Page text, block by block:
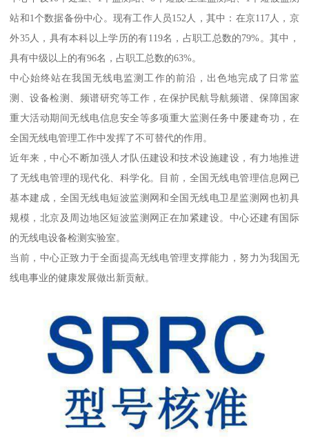
站和1个数据备份中心。现有工作人员152人，其中：在京117人，京
外35人，具有本科以上学历的有119名，占职工总数的79%。其中，
具有中级以上的有96名，占职工总数的63%。
中心始终站在我国无线电监测工作的前沿，出色地完成了日常监
测、设备检测、频谱研究等工作，在保护民航导航频谱、保障国家
重大活动期间无线电信息安全等多项重大监测任务中屡建奇功，在
全国无线电管理工作中发挥了不可替代的作用。
近年来，中心不断加强人才队伍建设和技术设施建设，有力地推进
了无线电管理的现代化、科学化。目前，全国无线电管理信息网已
基本建成，全国无线电短波监测网和全国无线电卫星监测网也初具
规模，北京及周边地区短波监测网正在加紧建设。中心还建有国际
的无线电设备检测实验室。
当前，中心正致力于全面提高无线电管理支撑能力，努力为我国无
线电事业的健康发展做出新贡献。